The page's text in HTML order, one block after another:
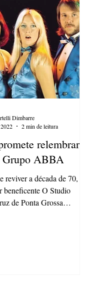
relembrar
Grupo ABBA
reviver a década de 70,
beneficente O Studio
de Ponta Grossa
Dimbarre
2 min de leitura